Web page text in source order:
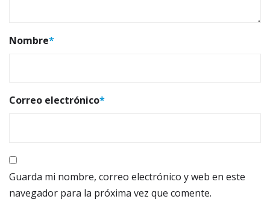
Nombre*
Correo electrónico*
Guarda mi nombre, correo electrónico y web en este
navegador para la próxima vez que comente.